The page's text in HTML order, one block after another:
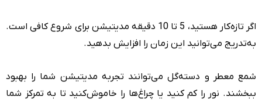
اگر تازه‌کار هستید، 5 تا 10 دقیقه مدیتیشن برای شروع کافی است.
به‌تدریج می‌توانید این زمان را افزایش بدهید.
شمع معطر و دسته‌گل می‌توانند تجربه مدیتیشن شما را بهبود
ببخشند. نور را کم کنید یا چراغ‌ها را خاموش‌کنید تا به تمرکز شما